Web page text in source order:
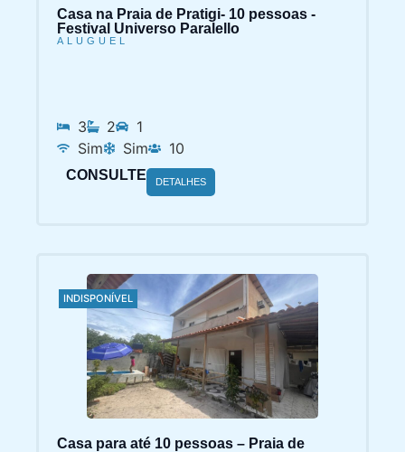
Casa na Praia de Pratigi- 10 pessoas -
Festival Universo Paralello
ALUGUEL
3 2
1
Sim
Sim 10
CONSULTE DETALHES
INDISPONÍVEL
Casa para até 10 pessoas – Praia de